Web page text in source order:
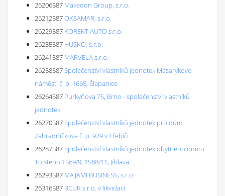
26206587 Makedon Group, s.r.o.
26212587OKSAMAR, s.r.o.
26229587 KOREKT AUTO s.r.o.
26235587 HUSKO, s.r.o.
26241587 MARVELA s.r.o.
26258587Společenství vlastníků jednotek Masarykovo
náměstí č. p. 1665, Šlapanice
26264587 Purkyňova 75, Brno - společenství vlastníků
jednotek
26270587Společenství vlastníků jednotek pro dům
Zahradníčkova č. p. 929 v Třebíči
26287587Společenství vlastníků jednotek obytného domu
Tolstého 1569/9, 1568/11, Jihlava
26293587 MAJAMI BUSINESS, s.r.o.
26316587 BCUR s.r.o. v likvidaci